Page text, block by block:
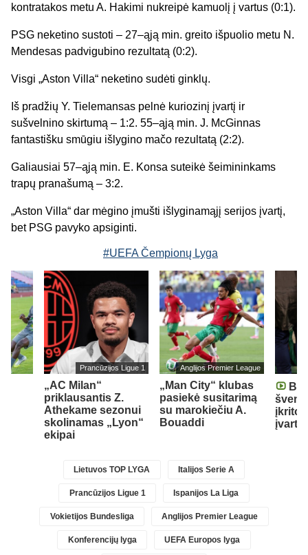
kontratakos metu A. Hakimi nukreipė kamuolį į vartus (0:1).
PSG neketino sustoti – 27–ąją min. greito išpuolio metu N.
Mendesas padvigubino rezultatą (0:2).
Visgi „Aston Villa“ neketino sudėti ginklų.
Iš pradžių Y. Tielemansas pelnė kuriozinį įvartį ir
sušvelnino skirtumą – 1:2. 55–ąją min. J. McGinnas
fantastišku smūgiu išlygino mačo rezultatą (2:2).
Galiausiai 57–ąją min. E. Konsa suteikė šeimininkams
trapų pranašumą – 3:2.
„Aston Villa“ dar mėgino įmušti išlyginamąjį serijos įvartį,
bet PSG pavyko apsiginti.
#UEFA Čempionų Lyga
Prancūzijos Ligue 1
„AC Milan“
priklausantis Z.
Athekame sezonui
skolinamas „Lyon“
ekipai
Anglijos Premier League
„Man City“ klubas
pasiekė susitarimą
su marokiečiu A.
Bouaddi
įkrito
įvartį
Lietuvos TOP LYGA Italijos Serie A
Prancūzijos Ligue 1 Ispanijos La Liga
Vokietijos Bundesliga Anglijos Premier League
Konferencijų lyga UEFA Europos lyga